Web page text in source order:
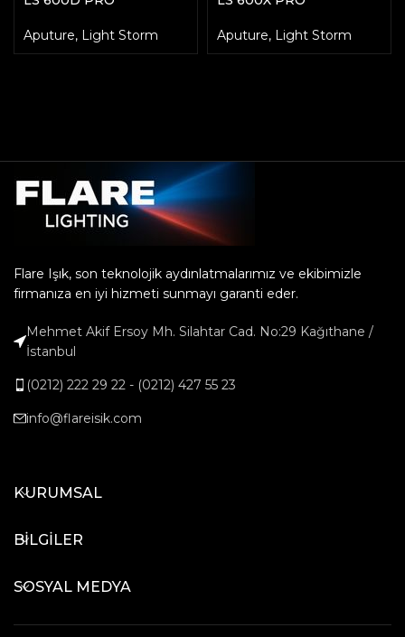
Aputure, Light Storm Aputure, Light Storm
Flare Işık, son teknolojik aydınlatmalarımız ve ekibimizle
firmanıza en iyi hizmeti sunmayı garanti eder.
Mehmet Akif Ersoy Mh. Silahtar Cad. No:29 Kağıthane /
İstanbul
(0212) 222 29 22 - (0212) 427 55 23
info@flareisik.com
KURUMSAL
BİLGİLER
SOSYAL MEDYA